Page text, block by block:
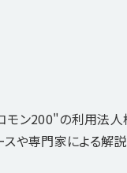
モン200"の利用法人
スや専門家による解